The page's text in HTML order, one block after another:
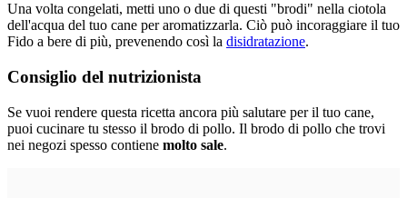
Una volta congelati, metti uno o due di questi "brodi" nella ciotola
dell'acqua del tuo cane per aromatizzarla. Ciò può incoraggiare il tuo
Fido a bere di più, prevenendo così la disidratazione.
Consiglio del nutrizionista
Se vuoi rendere questa ricetta ancora più salutare per il tuo cane,
puoi cucinare tu stesso il brodo di pollo. Il brodo di pollo che trovi
nei negozi spesso contiene molto sale.